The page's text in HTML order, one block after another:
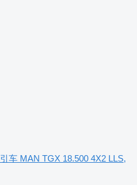
车 MAN TGX 18.500 4X2 LLS,